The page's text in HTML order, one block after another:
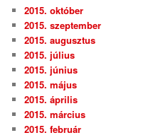
2015. október
2015. szeptember
2015. augusztus
2015. július
2015. június
2015. május
2015. április
2015. március
2015. február